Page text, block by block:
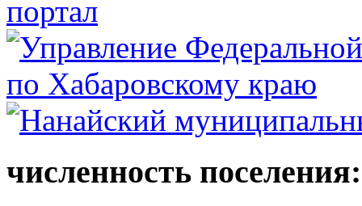
численность поселения: